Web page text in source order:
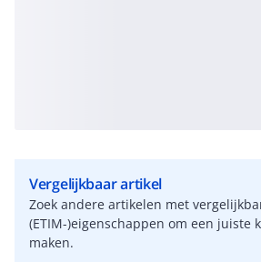
Vergelijkbaar artikel
Zoek andere artikelen met
(ETIM-)eigenschappen om een juiste
maken.